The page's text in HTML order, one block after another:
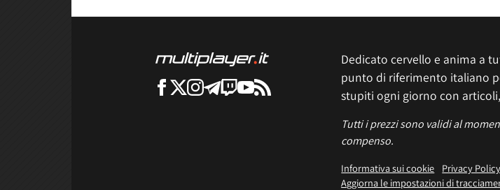
Dedicato cervello e anima a
punto di riferimento italiano
stupiti ogni giorno con
Tutti i prezzi sono validi al
compenso.
Informativa sui cookie Privacy Policy
Aggiorna le impostazioni di